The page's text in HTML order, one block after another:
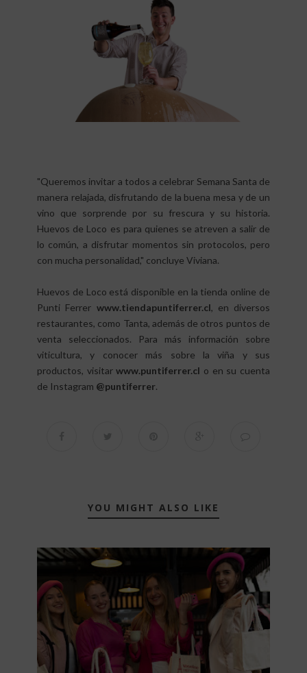
"Queremos invitar a todos a celebrar Semana Santa de
manera relajada, disfrutando de la buena mesa y de un
vino que sorprende por su frescura y su historia.
Huevos de Loco es para quienes se atreven a salir de
lo común, a disfrutar momentos sin protocolos, pero
con mucha personalidad," concluye Viviana.
Huevos de Loco está disponible en la tienda online de
Punti Ferrer www.tiendapuntiferrer.cl, en diversos
restaurantes, como Tanta, además de otros puntos de
venta seleccionados. Para más información sobre
viticultura, y conocer más sobre la viña y sus
productos, visitarwww.puntiferrer.cl o en su cuenta
de Instagram @puntiferrer.
YOU MIGHT ALSO LIKE